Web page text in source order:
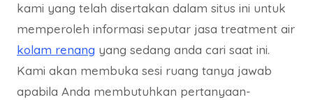
kami yang telah disertakan dalam situs ini untuk
memperoleh informasi seputar jasa treatment air
kolam renang yang sedang anda cari saat ini.
Kami akan membuka sesi ruang tanya jawab
apabila Anda membutuhkan pertanyaan-